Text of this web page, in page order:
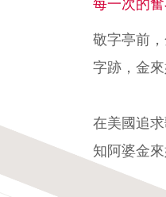
每一次的
敬字亭前
字跡，金
在美國追
知阿婆金